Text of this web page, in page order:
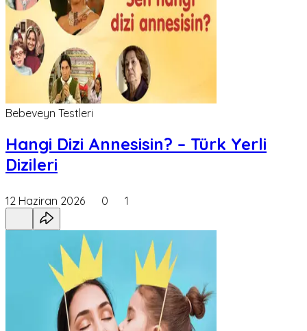
Bebeveyn Testleri
Hangi Dizi Annesisin? – Türk Yerli
Dizileri
12 Haziran 2026 0 1